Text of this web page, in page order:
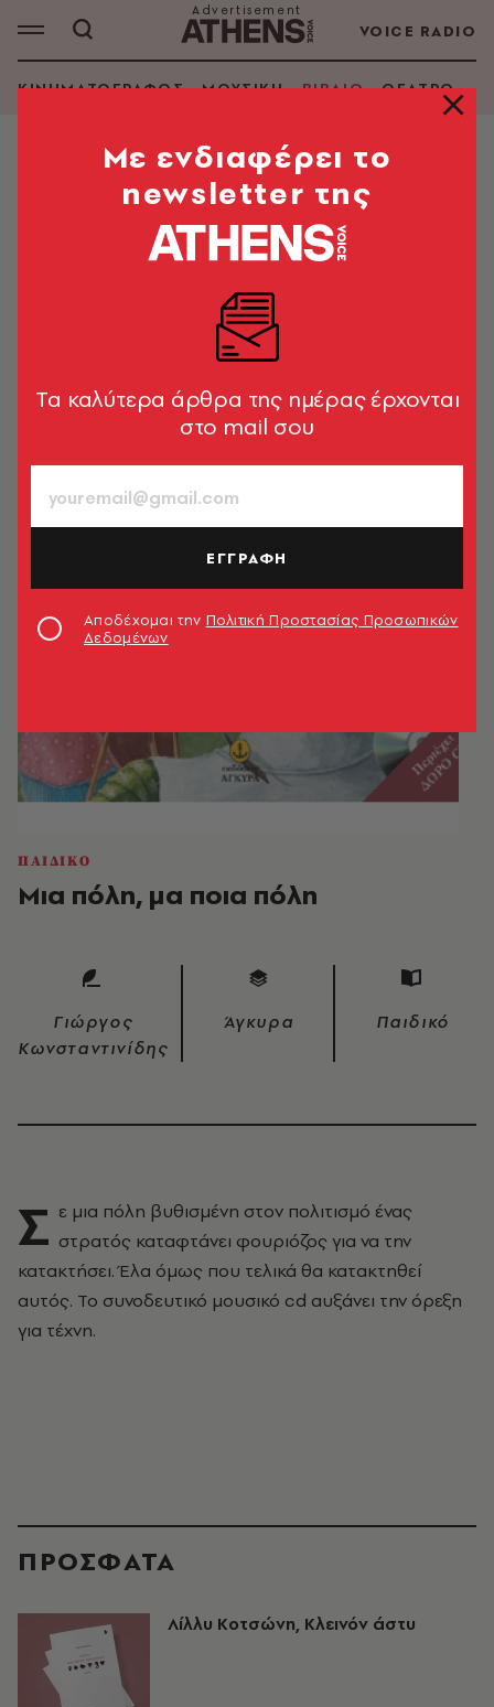
VOICE RADIO
ΚΙΝΗΜΑΤΟΓΡΑΦΟΣ ΜΟΥΣΙΚΗ ΒΙΒΛΙΟ ΘΕΑΤΡΟ -
ΠΑΙΔΙΚΟ
Μια πόλη, μα ποια πόλη
Γιώργος
Κωνσταντινίδης
Άγκυρα Παιδικό
Σ ε μια πόλη βυθισμένη στον πολιτισμό ένας
στρατός καταφτάνει φουριόζος για να την
κατακτήσει. Έλα όμως που τελικά θα κατακτηθεί
αυτός. Το συνοδευτικό μουσικό cd αυξάνει την όρεξη
για τέχνη.
ΠΡΟΣΦΑΤΑ
Λίλλυ Κοτσώνη, Κλεινόν άστυ
Mε ενδιαφέρει το
newsletter της
Tα καλύτερα άρθρα της ημέρας έρχονται
στο mail σου
ΕΓΓΡΑΦΗ
Αποδέχομαι την Πολιτική Προστασίας Προσωπικών
Δεδομένων